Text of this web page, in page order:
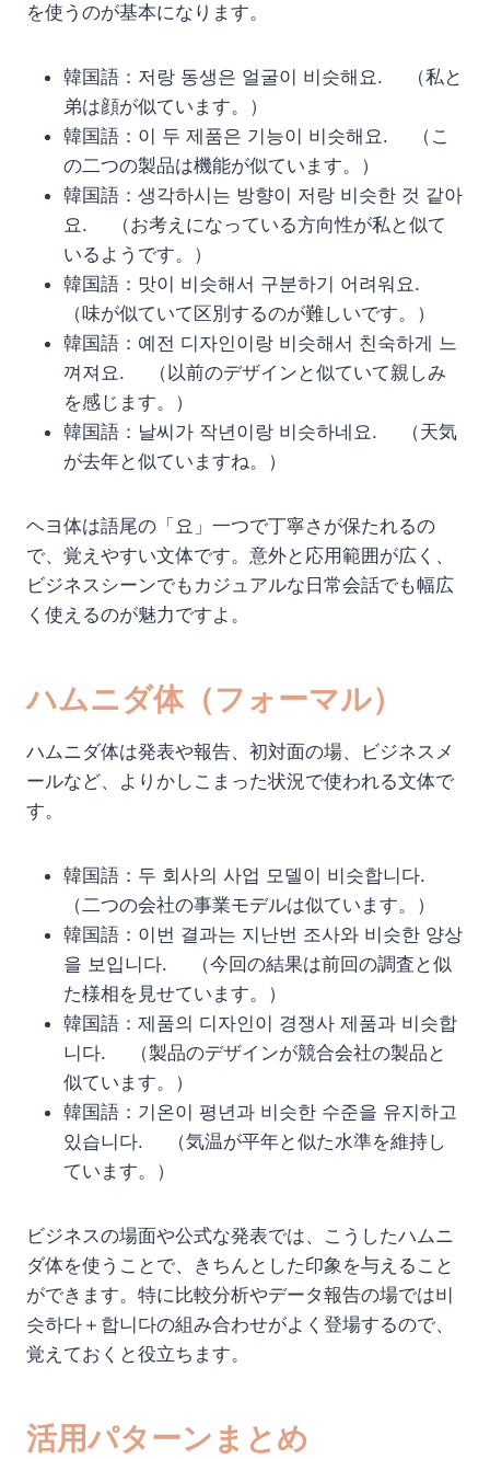
を使うのが基本になります。
韓国語：저랑 동생은 얼굴이 비슷해요. （私と
弟は顔が似ています。）
韓国語：이 두 제품은 기능이 비슷해요. （こ
の二つの製品は機能が似ています。）
韓国語：생각하시는 방향이 저랑 비슷한 것 같아
요. （お考えになっている方向性が私と似て
いるようです。）
韓国語：맛이 비슷해서 구분하기 어려워요.
（味が似ていて区別するのが難しいです。）
韓国語：예전 디자인이랑 비슷해서 친숙하게 느
껴져요. （以前のデザインと似ていて親しみ
を感じます。）
韓国語：날씨가 작년이랑 비슷하네요. （天気
が去年と似ていますね。）
ヘヨ体は語尾の「요」一つで丁寧さが保たれるの
で、覚えやすい文体です。意外と応用範囲が広く、
ビジネスシーンでもカジュアルな日常会話でも幅広
く使えるのが魅力ですよ。
ハムニダ体（フォーマル）
ハムニダ体は発表や報告、初対面の場、ビジネスメ
ールなど、よりかしこまった状況で使われる文体で
す。
韓国語：두 회사의 사업 모델이 비슷합니다.
（二つの会社の事業モデルは似ています。）
韓国語：이번 결과는 지난번 조사와 비슷한 양상
을 보입니다. （今回の結果は前回の調査と似
た様相を見せています。）
韓国語：제품의 디자인이 경쟁사 제품과 비슷합
니다. （製品のデザインが競合会社の製品と
似ています。）
韓国語：기온이 평년과 비슷한 수준을 유지하고
있습니다. （気温が平年と似た水準を維持し
ています。）
ビジネスの場面や公式な発表では、こうしたハムニ
ダ体を使うことで、きちんとした印象を与えること
ができます。特に比較分析やデータ報告の場では비
슷하다＋합니다の組み合わせがよく登場するので、
覚えておくと役立ちます。
活用パターンまとめ